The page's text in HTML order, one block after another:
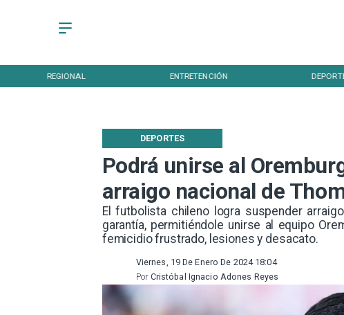
REGIONAL ENTRETENCIÓN
Podrá unirse al
arraigo nacional de
El futbolista chileno logra suspender
garantía, permitiéndole unirse al equipo
femicidio frustrado, lesiones y desacato.
DEPORTES
Viernes, 19 De Enero De 2024 18:04
Cristóbal Ignacio Adones Reyes
Por